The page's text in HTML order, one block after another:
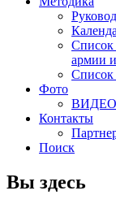
Список
армии
Список
Фото
ВИДЕО
Контакты
Поиск
Вы здесь